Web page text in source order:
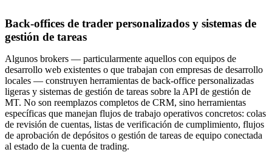
Back-offices de trader personalizados y sistemas de
gestión de tareas
Algunos brokers — particularmente aquellos con equipos de
desarrollo web existentes o que trabajan con empresas de desarrollo
locales — construyen herramientas de back-office personalizadas
ligeras y sistemas de gestión de tareas sobre la API de gestión de
MT. No son reemplazos completos de CRM, sino herramientas
específicas que manejan flujos de trabajo operativos concretos: colas
de revisión de cuentas, listas de verificación de cumplimiento, flujos
de aprobación de depósitos o gestión de tareas de equipo conectada
al estado de la cuenta de trading.